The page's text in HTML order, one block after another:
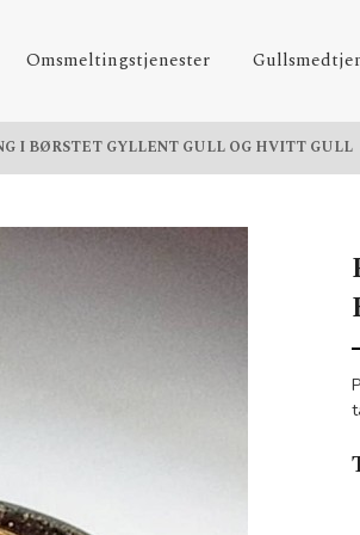
Omsmeltingstjenester
I BØRSTET GYLLENT GULL OG HVITT GULL